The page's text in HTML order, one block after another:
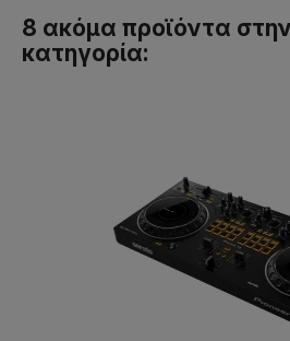
8 ακόμα προϊόντα στην
κατηγορία: